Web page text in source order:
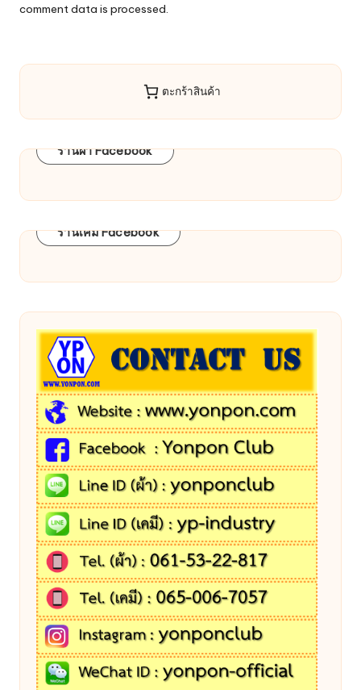
comment data is processed.
ตะกร้าสินค้า
ร้านผ้า Facebook
ร้านเคมี Facebook